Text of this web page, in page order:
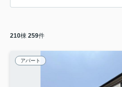
210棟 259件
アパート